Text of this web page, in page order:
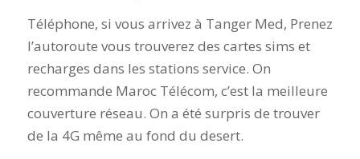
Téléphone, si vous arrivez à Tanger Med, Prenez
l’autoroute vous trouverez des cartes sims et
recharges dans les stations service. On
recommande Maroc Télécom, c’est la meilleure
couverture réseau. On a été surpris de trouver
de la 4G même au fond du desert.